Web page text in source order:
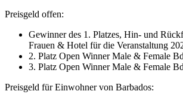
Preisgeld offen:
Gewinner des 1. Platzes, Hin- und
Frauen & Hotel für die Veranstaltung
2. Platz Open Winner Male & Female
3. Platz Open Winner Male & Female
Preisgeld für Einwohner von Barbados: